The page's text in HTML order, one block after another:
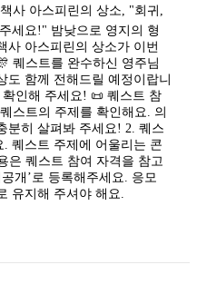
사 아스피린의 상소, "회귀,
세요!" 밤낮으로 영지의 형
사 아스피린의 상소가 이번
퀘스트를 완수하신 영주님
도 함께 전해드릴 예정이랍니
인해 주세요! 📜 퀘스트 참
스트의 주제를 확인해요. 의
분히 살펴봐 주세요! 2. 퀘스
퀘스트 주제에 어울리는 콘
은 퀘스트 참여 자격을 참고
개’로 등록해주세요. 응모
유지해 주셔야 해요.